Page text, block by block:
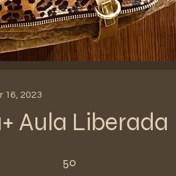
Aula Liberada
16, 2023
50